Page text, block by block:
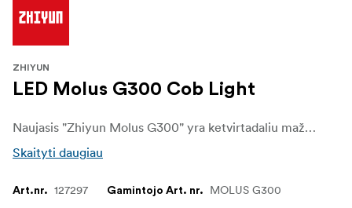
ZHIYUN
LED Molus G300 Cob Light
Naujasis "Zhiyun Molus G300" yra ketvirtadaliu mažesnis už tradicinius 300 W galios vaizdo žibintus, tačiau galingesnis. Jis pasižymi kompaktišku kvadratiniu dizainu ir yra tik 84 mm storio, todėl jį lengva supakuoti ir nešiotis keliaujant.
Skaityti daugiau
Art.nr. 127297 Gamintojo Art. nr. MOLUS G300